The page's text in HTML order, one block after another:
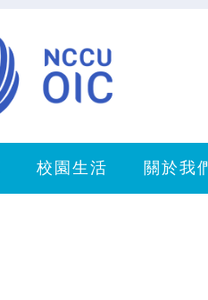
校園生活 關於我